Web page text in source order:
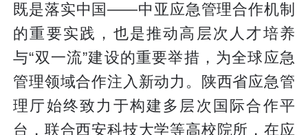
既是落实中国——中亚应急管理合作机制
的重要实践，也是推动高层次人才培养
与“双一流”建设的重要举措，为全球应急
管理领域合作注入新动力。陕西省应急管
理厅始终致力于构建多层次国际合作平
台，联合西安科技大学等高校院所，在应